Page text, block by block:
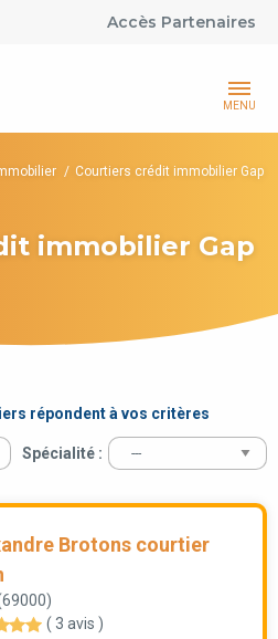
Accès Partenaires
MENU
Courtiers crédit immobilier Gap
immobilier Gap
répondent à vos critères
Spécialité :
Brotons courtier
( 3 avis )